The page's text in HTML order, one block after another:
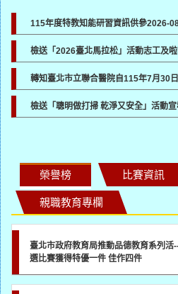
115年度特教知能研習資訊供參2026-
檢送「聰明做打掃 乾淨又安全」活動
榮譽榜 比賽資訊
親職教育專欄
臺北市政府教育局推動品德教育系列
選比賽獲得特優一件 佳作四件